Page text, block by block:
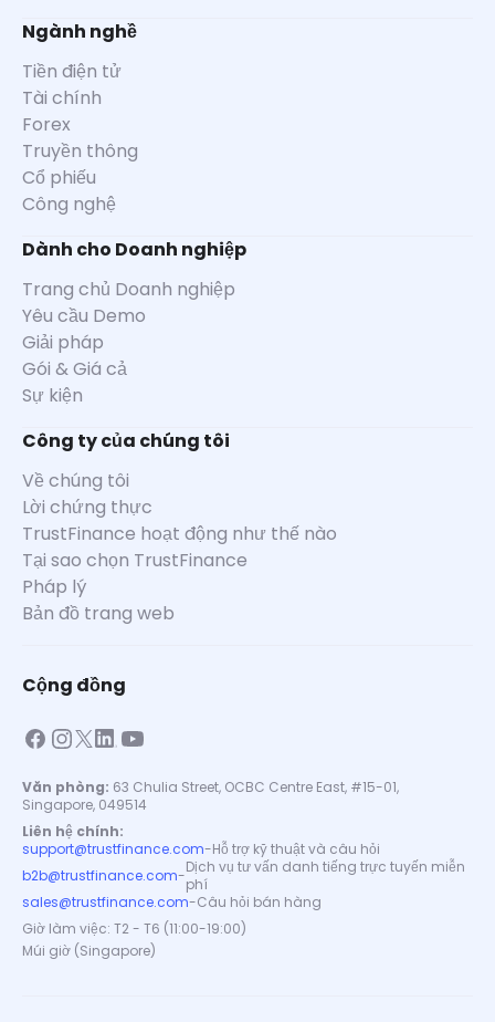
Ngành nghề
Tiền điện tử
Tài chính
Forex
Truyền thông
Cổ phiếu
Công nghệ
Dành cho Doanh nghiệp
Trang chủ Doanh nghiệp
Yêu cầu Demo
Giải pháp
Gói & Giá cả
Sự kiện
Công ty của chúng tôi
Về chúng tôi
Lời chứng thực
TrustFinance hoạt động như thế nào
Tại sao chọn TrustFinance
Pháp lý
Bản đồ trang web
Cộng đồng
Văn phòng: 63 Chulia Street, OCBC Centre East, #15-01,
Singapore, 049514
Liên hệ chính:
support@trustfinance.com-Hỗ trợ kỹ thuật và câu hỏi
b2b@trustfinance.com-Dịch vụ tư vấn danh tiếng trực tuyến miễn
phí
sales@trustfinance.com-Câu hỏi bán hàng
Giờ làm việc: T2 - T6 (11:00-19:00)
Múi giờ (Singapore)